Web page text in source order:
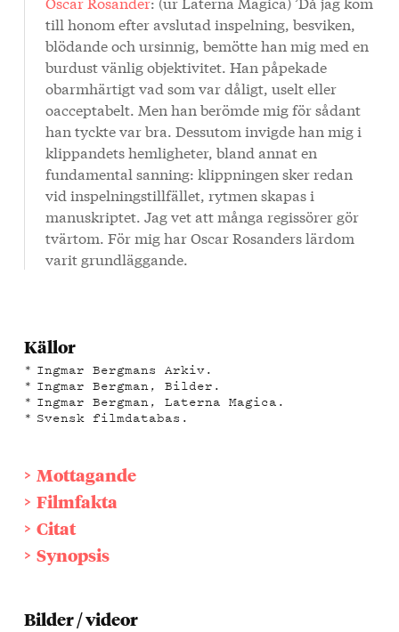
till honom efter avslutad inspelning, besviken,
blödande och ursinnig, bemötte han mig med en
burdust vänlig objektivitet. Han påpekade
obarmhärtigt vad som var dåligt, uselt eller
oacceptabelt. Men han berömde mig för sådant
han tyckte var bra. Dessutom invigde han mig i
klippandets hemligheter, bland annat en
fundamental sanning: klippningen sker redan
vid inspelningstillfället, rytmen skapas i
manuskriptet. Jag vet att många regissörer gör
tvärtom. För mig har Oscar Rosanders lärdom
varit grundläggande.
Källor
Ingmar Bergmans Arkiv.
Ingmar Bergman, Bilder.
Ingmar Bergman, Laterna Magica.
Svensk filmdatabas.
Mottagande
Filmfakta
Citat
Synopsis
Bilder / videor